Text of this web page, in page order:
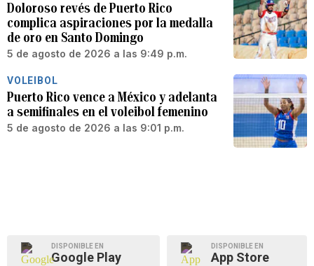
Doloroso revés de Puerto Rico
complica aspiraciones por la medalla
de oro en Santo Domingo
5 de agosto de 2026 a las 9:49 p.m.
VOLEIBOL
Puerto Rico vence a México y adelanta
a semifinales en el voleibol femenino
5 de agosto de 2026 a las 9:01 p.m.
DISPONIBLE EN
Google Play
DISPONIBLE EN
App Store